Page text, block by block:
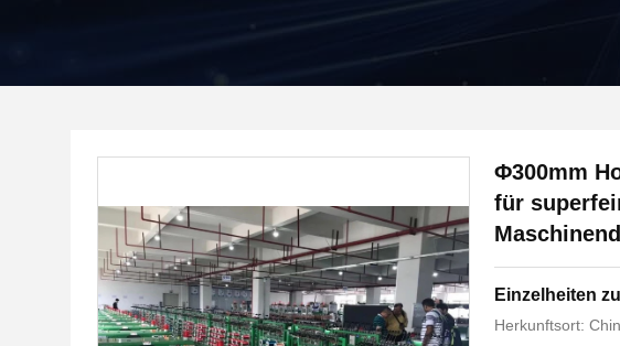
Φ300mm
für
Einzelheiten
Herkunftsort: